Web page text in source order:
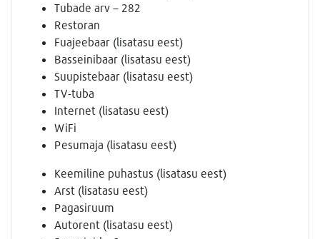
Tubade arv – 282
Restoran
Fuajeebaar (lisatasu eest)
Basseinibaar (lisatasu eest)
Suupistebaar (lisatasu eest)
TV-tuba
Internet (lisatasu eest)
WiFi
Pesumaja (lisatasu eest)
Keemiline puhastus (lisatasu eest)
Arst (lisatasu eest)
Pagasiruum
Autorent (lisatasu eest)